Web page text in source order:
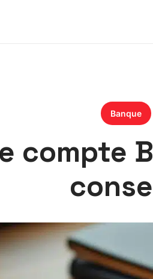
Banque
compte